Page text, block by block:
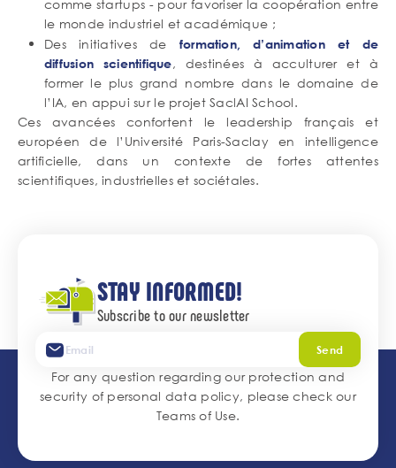
comme startups - pour favoriser la coopération entre
le monde industriel et académique ;
Des initiatives de formation, d’animation et de
diffusion scientifique, destinées à acculturer et à
former le plus grand nombre dans le domaine de
l’IA, en appui sur le projet SaclAI School.
Ces avancées confortent le leadership français et
européen de l’Université Paris-Saclay en intelligence
artificielle, dans un contexte de fortes attentes
scientifiques, industrielles et sociétales.
STAY INFORMED!
Subscribe to our newsletter
Send
For any question regarding our protection and
security of personal data policy, please check our
Teams of Use.